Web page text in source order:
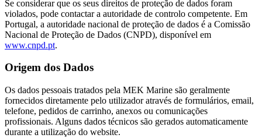
Se considerar que os seus direitos de proteção de dados foram
violados, pode contactar a autoridade de controlo competente. Em
Portugal, a autoridade nacional de proteção de dados é a Comissão
Nacional de Proteção de Dados (CNPD), disponível em
www.cnpd.pt.
Origem dos Dados
Os dados pessoais tratados pela MEK Marine são geralmente
fornecidos diretamente pelo utilizador através de formulários, email,
telefone, pedidos de carrinho, anexos ou comunicações
profissionais. Alguns dados técnicos são gerados automaticamente
durante a utilização do website.